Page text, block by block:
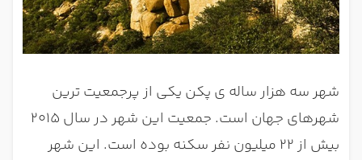
شهر سه هزار ساله ی پکن یکی از پرجمعیت ترین
شهرهای جهان است. جمعیت این شهر در سال ۲۰۱5
بیش از 22 میلیون نفر سکنه بوده است. این شهر